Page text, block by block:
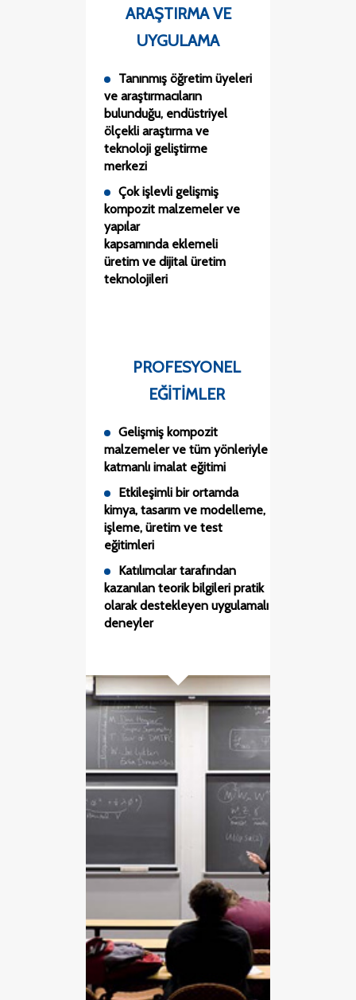
ARAŞTIRMA VE
UYGULAMA
Tanınmış öğretim üyeleri
ve araştırmacıların
bulunduğu, endüstriyel
ölçekli araştırma ve
teknoloji geliştirme
merkezi
Çok işlevli gelişmiş
kompozit malzemeler ve
yapılar
kapsamında eklemeli
üretim ve dijital üretim
teknolojileri
PROFESYONEL
EĞITIMLER
Gelişmiş kompozit
malzemeler ve tüm yönleriyle
katmanlı imalat eğitimi
Etkileşimli bir ortamda
kimya, tasarım ve modelleme,
işleme, üretim ve test
eğitimleri
Katılımcılar tarafından
kazanılan teorik bilgileri pratik
olarak destekleyen uygulamalı
deneyler